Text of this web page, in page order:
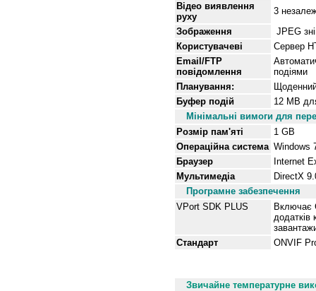
Відео виявлення
руху
3
Зображення
JPEG
Користувачеві
Сервер
Email/FTP
повідомлення
подіями
Планування:
Буфер подій
12 MB
Мінімальні вимоги для
Розмір пам'яті
1 GB
Операційна система Windows
Браузер
Internet
Мультимедіа
DirectX
Програмне забезпечення
VPort SDK PLUS
Включає
додатків
Стандарт
ONVIF
Звичайне температурне